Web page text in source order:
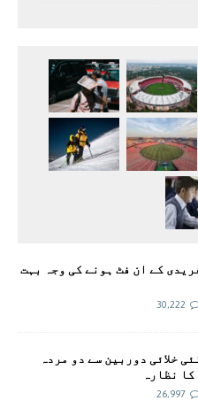
کے ان فٹ ہونے کی وجہ بہت
30,222
خلائی دوربین سے دو مردہ
نظارہ
26,997